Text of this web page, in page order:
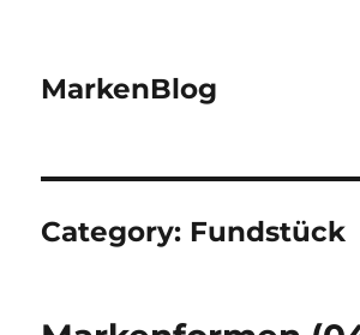
MarkenBlog
Category: Fundstück